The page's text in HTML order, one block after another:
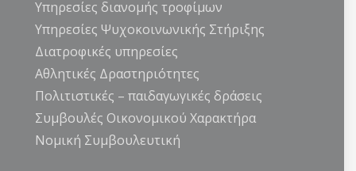
Υπηρεσίες διανομής τροφίμων
Υπηρεσίες Ψυχοκοινωνικής Στήριξης
Διατροφικές υπηρεσίες
Αθλητικές Δραστηριότητες
Πολιτιστικές – παιδαγωγικές δράσεις
Συμβουλές Οικονομικού Χαρακτήρα
Νομική Συμβουλευτική